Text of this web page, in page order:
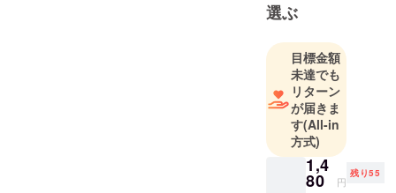
いもの作り
をサポート
していま
す。
選ぶ
目標金額
未達でも
リターン
が届きま
す(All-in
方式)
1,4
80 円
残り55